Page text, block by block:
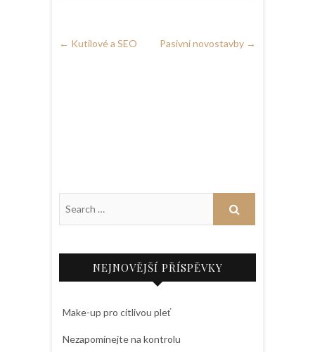
← Kutilové a SEO Pasivní novostavby →
NEJNOVĚJŠÍ PŘÍSPĚVKY
Make-up pro citlivou pleť
Nezapomínejte na kontrolu